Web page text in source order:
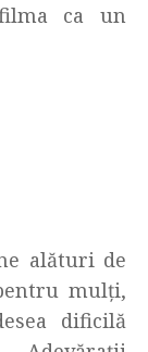
ca un
alături de
mulți,
dificilă